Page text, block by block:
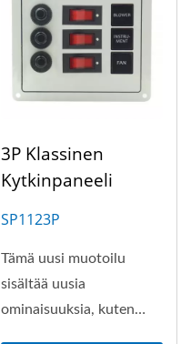
3P Klassinen
Kytkinpaneeli
SP1123P
Tämä uusi muotoilu
sisältää uusia
ominaisuuksia, kuten